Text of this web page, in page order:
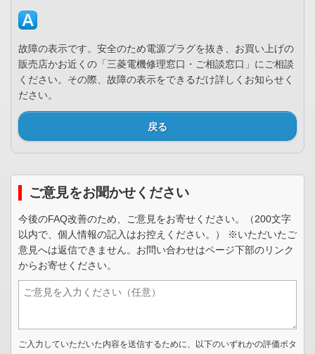
故障の表示です。安全のため電源プラグを抜き、お買い上げの
販売店かお近くの「三菱電機修理窓口・ご相談窓口」にご相談
ください。その際、故障の表示をできるだけ詳しくお知らせく
ださい。
戻る
ご意見をお聞かせください
今後のFAQ改善のため、ご意見をお寄せください。（200文字
以内で、個人情報の記入はお控えください。） ※いただいたご
意見へは返信できません。お問い合わせはページ下部のリンク
からお寄せください。
ご入力していただいた内容を送信するために、以下のいずれかの評価ボタ